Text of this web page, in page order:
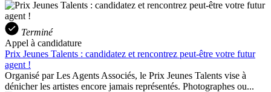
Terminé
Appel à candidature
Prix Jeunes Talents : candidatez et rencontrez peut-être votre futur
agent !
Organisé par Les Agents Associés, le Prix Jeunes Talents vise à
dénicher les artistes encore jamais représentés. Photographes ou...